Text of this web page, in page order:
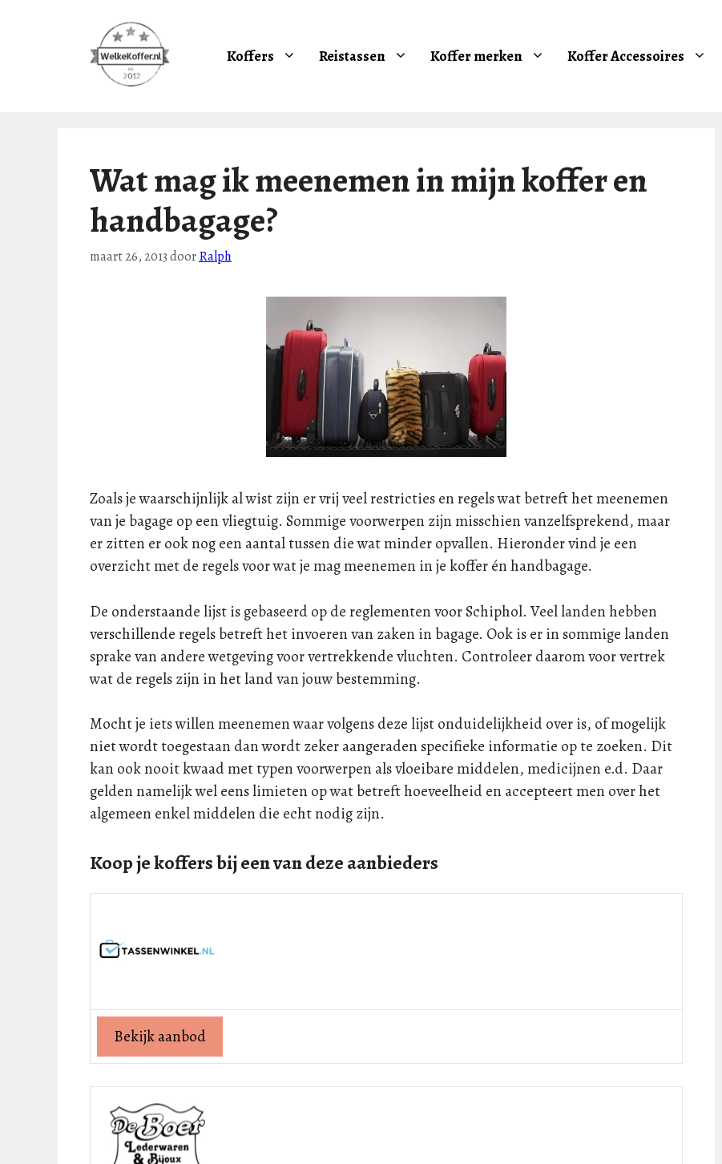
Koffers Reistassen Koffer merken Koffer Accessoires
Wat mag ik meenemen in mijn koffer en
handbagage?
maart 26, 2013doorRalph
Zoals je waarschijnlijk al wist zijn er vrij veel restricties en regels wat betreft het meenemen
van je bagage op een vliegtuig. Sommige voorwerpen zijn misschien vanzelfsprekend, maar
er zitten er ook nog een aantal tussen die wat minder opvallen. Hieronder vind je een
overzicht met de regels voor wat je mag meenemen in je koffer én handbagage.
De onderstaande lijst is gebaseerd op de reglementen voor Schiphol. Veel landen hebben
verschillende regels betreft het invoeren van zaken in bagage. Ook is er in sommige landen
sprake van andere wetgeving voor vertrekkende vluchten. Controleer daarom voor vertrek
wat de regels zijn in het land van jouw bestemming.
Mocht je iets willen meenemen waar volgens deze lijst onduidelijkheid over is, of mogelijk
niet wordt toegestaan dan wordt zeker aangeraden specifieke informatie op te zoeken. Dit
kan ook nooit kwaad met typen voorwerpen als vloeibare middelen, medicijnen e.d. Daar
gelden namelijk wel eens limieten op wat betreft hoeveelheid en accepteert men over het
algemeen enkel middelen die echt nodig zijn.
Koop je koffers bij een van deze aanbieders
Bekijk aanbod